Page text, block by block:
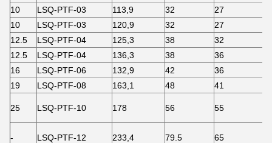
10
LSQ-PTF-03 113,9 32
27
10
LSQ-PTF-03 120,9 32
27
12.5
LSQ-PTF-04 125,3 38
32
12.5
LSQ-PTF-04 136,3 38
36
16
LSQ-PTF-06 132,9 42
36
19
LSQ-PTF-08 163,1 48 41
25 LSQ-PTF-10 178 56 55
- LSQ-PTF-12 233,4 79.5 65